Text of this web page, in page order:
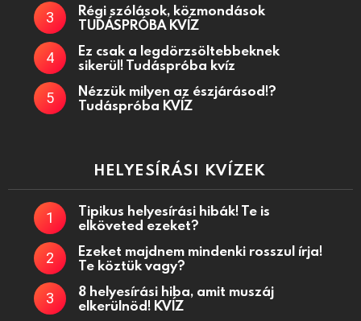
Régi szólások, közmondások
TUDÁSPRÓBA KVÍZ
Ez csak a legdörzsöltebbeknek
sikerül! Tudáspróba kvíz
Nézzük milyen az észjárásod!?
Tudáspróba KVÍZ
HELYESÍRÁSI KVÍZEK
Tipikus helyesírási hibák! Te is
elköveted ezeket?
Ezeket majdnem mindenki rosszul írja!
Te köztük vagy?
8 helyesírási hiba, amit muszáj
elkerülnöd! KVÍZ